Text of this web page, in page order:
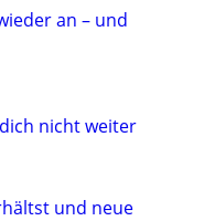
an – und
nicht weiter
und neue